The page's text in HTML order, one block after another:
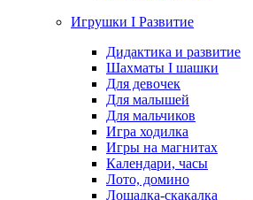
Игрушки I Развитие
Дидактика и развитие
Шахматы I шашки
Для девочек
Для малышей
Для мальчиков
Игра ходилка
Игры на магнитах
Календари, часы
Лото, домино
Лошадка-скакалка